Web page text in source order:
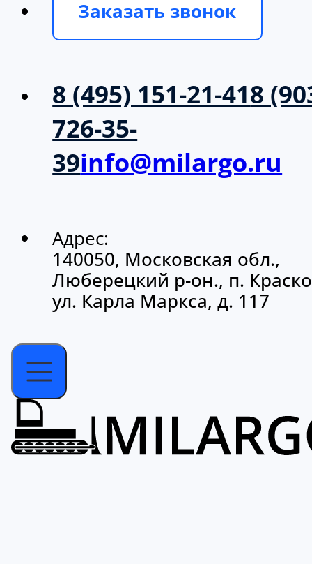
Заказать звонок
8 (495) 151-21-418
726-35-
39info@milargo.ru
Адрес:
140050, Московская обл.,
Люберецкий р-он., п.
ул. Карла Маркса, д. 117